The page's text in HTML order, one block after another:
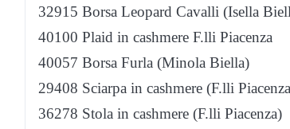
32915 Borsa Leopard Cavalli (Isella
40100 Plaid in cashmere F.lli Piacenza
40057 Borsa Furla (Minola Biella)
29408 Sciarpa in cashmere (F.lli
36278 Stola in cashmere (F.lli Piacenza)